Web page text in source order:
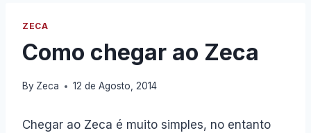
ZECA
Como chegar ao Zeca
By Zeca 12 de Agosto, 2014
Chegar ao Zeca é muito simples, no entanto